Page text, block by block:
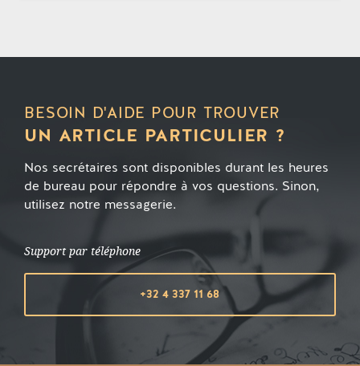
BESOIN D'AIDE POUR TROUVER
UN ARTICLE PARTICULIER ?
Nos secrétaires sont disponibles durant les heures
de bureau pour répondre à vos questions. Sinon,
utilisez notre messagerie.
Support par téléphone
+32 4 337 11 68